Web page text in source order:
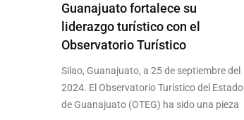
Guanajuato fortalece su
liderazgo turístico con el
Observatorio Turístico
Silao, Guanajuato, a 25 de septiembre del
2024. El Observatorio Turístico del Estado
de Guanajuato (OTEG) ha sido una pieza